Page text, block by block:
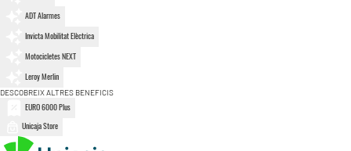
ADT Alarmes
Invicta Mobilitat Elèctrica
Motocicletes NEXT
Leroy Merlin
DESCOBREIX ALTRES BENEFICIS
EURO 6000 Plus
Unicaja Store